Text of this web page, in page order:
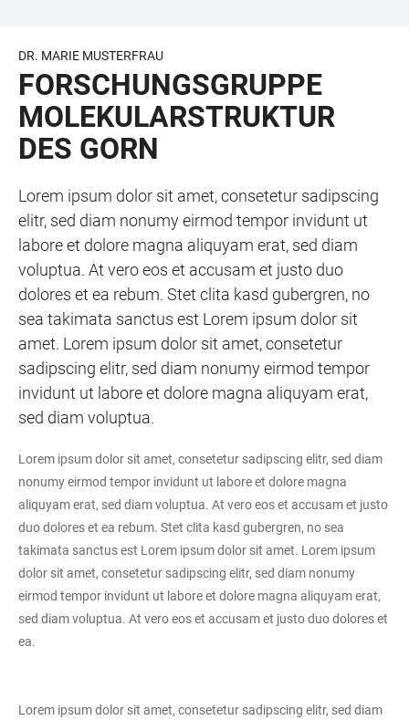
DR. MARIE MUSTERFRAU
FORSCHUNGSGRUPPE
MOLEKULARSTRUKTUR
DES GORN
Lorem ipsum dolor sit amet, consetetur sadipscing
elitr, sed diam nonumy eirmod tempor invidunt ut
labore et dolore magna aliquyam erat, sed diam
voluptua. At vero eos et accusam et justo duo
dolores et ea rebum. Stet clita kasd gubergren, no
sea takimata sanctus est Lorem ipsum dolor sit
amet. Lorem ipsum dolor sit amet, consetetur
sadipscing elitr, sed diam nonumy eirmod tempor
invidunt ut labore et dolore magna aliquyam erat,
sed diam voluptua.
Lorem ipsum dolor sit amet, consetetur sadipscing elitr, sed diam
nonumy eirmod tempor invidunt ut labore et dolore magna
aliquyam erat, sed diam voluptua. At vero eos et accusam et justo
duo dolores et ea rebum. Stet clita kasd gubergren, no sea
takimata sanctus est Lorem ipsum dolor sit amet. Lorem ipsum
dolor sit amet, consetetur sadipscing elitr, sed diam nonumy
eirmod tempor invidunt ut labore et dolore magna aliquyam erat,
sed diam voluptua. At vero eos et accusam et justo duo dolores et
ea.
Lorem ipsum dolor sit amet, consetetur sadipscing elitr, sed diam